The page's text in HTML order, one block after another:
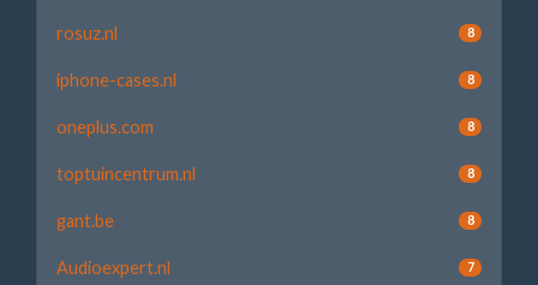
rosuz.nl 8
iphone-cases.nl 8
oneplus.com 8
toptuincentrum.nl 8
gant.be 8
Audioexpert.nl 7